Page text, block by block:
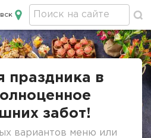
в Хабаровске
праздника в
забот!
вариантов меню или